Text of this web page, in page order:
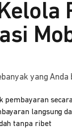
yang
pembayaran
langsung
tanpa ribet